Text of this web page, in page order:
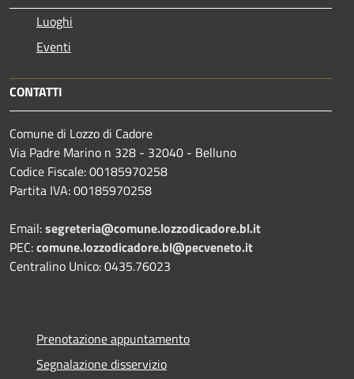
Luoghi
Eventi
CONTATTI
Comune di Lozzo di Cadore
Via Padre Marino n 328 - 32040 - Belluno
Codice Fiscale: 00185970258
Partita IVA: 00185970258
Email:segreteria@comune.lozzodicadore.bl.it
PEC:comune.lozzodicadore.bl@pecveneto.it
Centralino Unico: 0435.76023
Prenotazione appuntamento
Segnalazione disservizio